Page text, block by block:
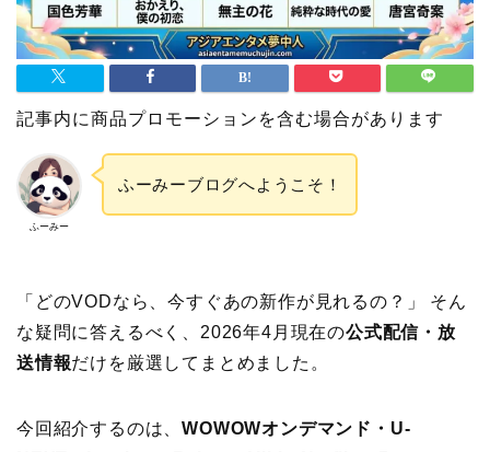
記事内に商品プロモーションを含む場合があります
ふーみー
ふーみーブログへようこそ！
「どのVODなら、今すぐあの新作が見れるの？」 そん
な疑問に答えるべく、2026年4月現在の公式配信・放
送情報だけを厳選してまとめました。
今回紹介するのは、WOWOWオンデマンド・U-